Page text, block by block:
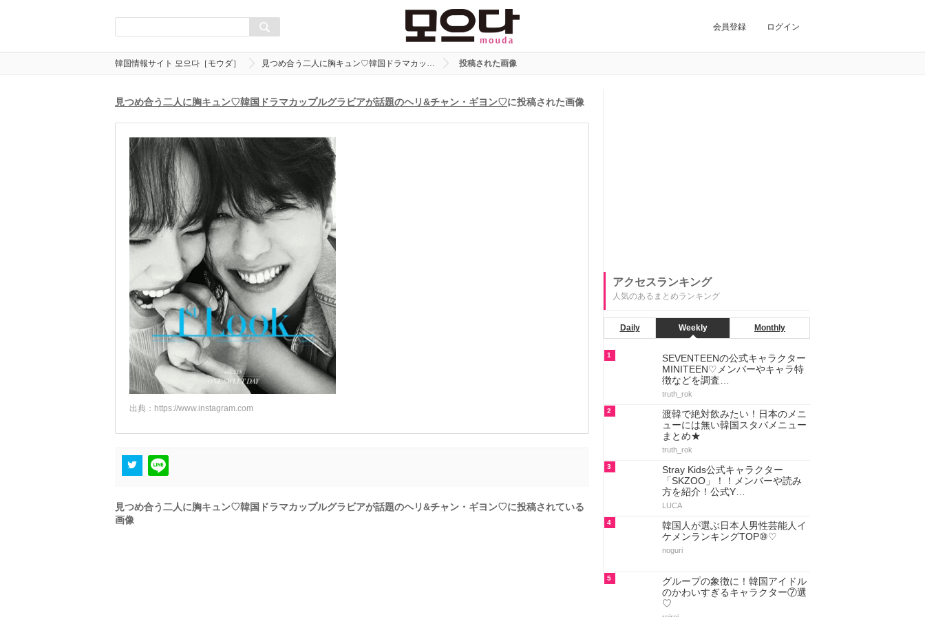
会員登録 ログイン
韓国情報サイト 모으다［モウダ］ 見つめ合う二人に胸キュン♡韓国ドラマカッ… 投稿された画像
見つめ合う二人に胸キュン♡韓国ドラマカップルグラビアが話題のヘリ&チャン・ギヨン♡に投稿された画像
出典： https://www.instagram.com
見つめ合う二人に胸キュン♡韓国ドラマカップルグラビアが話題のヘリ&チャン・ギヨン♡に投稿されている
画像
アクセスランキング
人気のあるまとめランキング
Daily Weekly Monthly
1
SEVENTEENの公式キャラクター
MINITEEN♡メンバーやキャラ特
徴などを調査…
truth_rok
2
渡韓で絶対飲みたい！日本のメニ
ューには無い韓国スタバメニュー
まとめ★
truth_rok
3
Stray Kids公式キャラクター
「SKZOO」！！メンバーや読み
方を紹介！公式Y…
LUCA
4
韓国人が選ぶ日本人男性芸能人イ
ケメンランキングTOP⑩♡
noguri
5
グループの象徴に！韓国アイドル
のかわいすぎるキャラクター⑦選
♡